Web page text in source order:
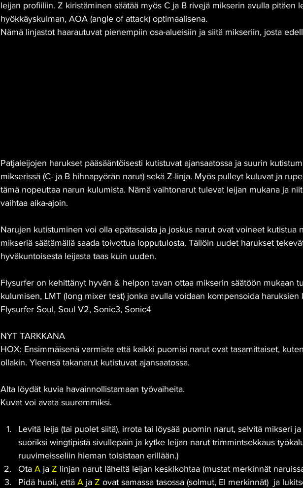
leijan profiiliin. Z kiristäminen säätää myös C ja B rivejä mikserin avulla pitäen
hyökkäyskulman, AOA (angle of attack) optimaalisena.
Nämä linjastot haarautuvat pienempiin osa-alueisiin ja siitä mikseriin, josta
Patjaleijojen harukset pääsääntöisesti kutistuvat ajansaatossa ja suurin
mikserissä (C- ja B hihnapyörän narut) sekä Z-linja. Myös pulleyt kuluvat ja
tämä nopeuttaa narun kulumista. Nämä vaihtonarut tulevat leijan mukana ja
vaihtaa aika-ajoin.
Narujen kutistuminen voi olla epätasaista ja joskus narut ovat voineet kutistua
mikseriä säätämällä saada toivottua lopputulosta. Tällöin uudet harukset
hyväkuntoisesta leijasta taas kuin uuden.
Flysurfer on kehittänyt hyvän & helpon tavan ottaa mikserin säätöön mukaan
kulumisen, LMT (long mixer test) jonka avulla voidaan kompensoida haruksien
Flysurfer Soul, Soul V2, Sonic3, Sonic4
NYT TARKKANA
HOX: Ensimmäisenä varmista että kaikki puomisi narut ovat tasamittaiset,
ollakin. Yleensä takanarut kutistuvat ajansaatossa.
Alta löydät kuvia havainnollistamaan työvaiheita.
Kuvat voi avata suuremmiksi.
Levitä leija (tai puolet siitä), irrota tai löysää puomin narut, selvitä mikseri
suoriksi wingtipistä sivullepäin ja kytke leijan narut trimmintsekkaus
ruuvimeisseliin hieman toisistaan erillään.)
Ota A ja Z linjan narut läheltä leijan keskikohtaa (mustat merkinnät
Pidä huoli, että A ja Z ovat samassa tasossa (solmut, EI merkinnät)  ja